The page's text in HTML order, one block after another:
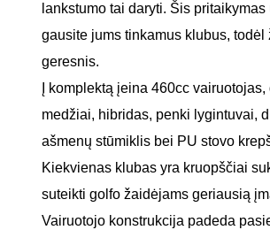
lankstumo tai daryti. Šis pritaikymas
gausite jums tinkamus klubus, todėl
geresnis.
Į komplektą įeina 460cc
medžiai, hibridas, penki lygintuvai,
ašmenų stūmiklis bei PU stovo
Kiekvienas klubas yra kruopščiai
suteikti golfo žaidėjams geriausią
Vairuotojo konstrukcija padeda